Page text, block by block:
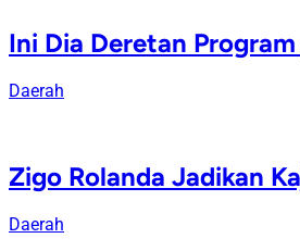
Ini Dia Deretan
Daerah
Zigo Rolanda Jadikan
Daerah